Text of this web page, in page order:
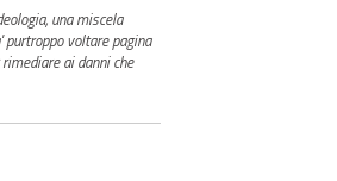
una miscela
voltare pagina
ai danni che